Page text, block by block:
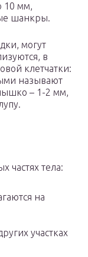
10 мм,
шанкры.
могут
в
клетчатки:
называют
– 1-2 мм,
частях тела:
на
участках